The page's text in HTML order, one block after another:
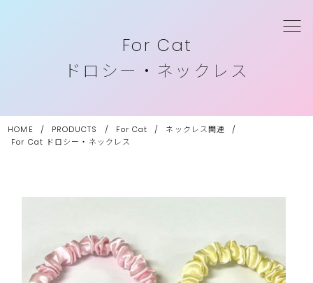
For Cat
ドロシー・ネックレス
HOME / PRODUCTS / For Cat / ネックレス関連
/
For Cat ドロシー・ネックレス